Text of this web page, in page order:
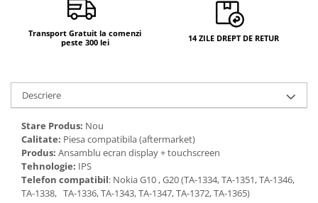
Transport Gratuit la comenzi
peste 300 lei
14 ZILE DREPT DE RETUR
Descriere
Stare Produs: Nou
Calitate: Piesa compatibila (aftermarket)
Produs: Ansamblu ecran display + touchscreen
Tehnologie: IPS
Telefon compatibil: Nokia G10 , G20 (TA-1334, TA-1351, TA-1346,
TA-1338, TA-1336, TA-1343, TA-1347, TA-1372, TA-1365)